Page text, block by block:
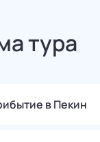
тура
в Пекин